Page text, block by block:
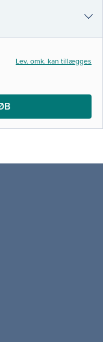
henvender sig især
Lev. omk. kan tillægges